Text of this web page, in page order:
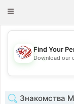
Toggle
💖
Find Your
Download our
Знакомства